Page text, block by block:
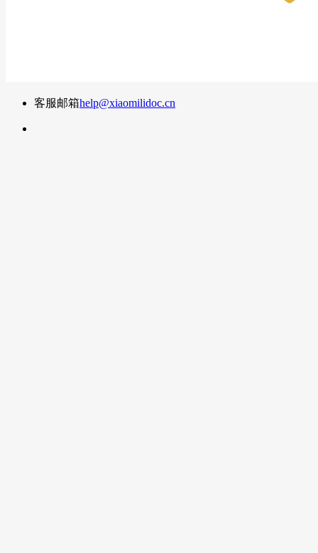
客服邮箱help@xiaomilidoc.cn